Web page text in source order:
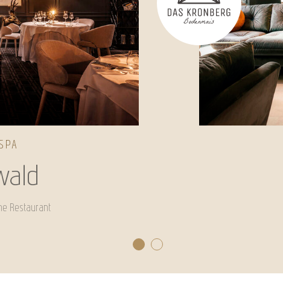
Restaurant